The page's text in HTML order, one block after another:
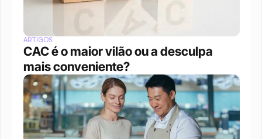
ARTIGOS
CAC é o maior vilão ou a desculpa
mais conveniente?